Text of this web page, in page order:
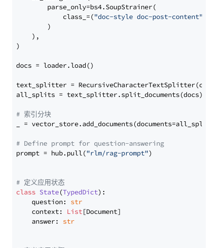
        parse_only=bs4.SoupStrainer(
            class_=(
"doc-style doc-post-content"
        )
    ),
)
docs = loader.load()
text_splitter =
all_splits = text_splitter.split_documents(docs)
# 索引分块
_ = vector_store.add_documents(documents=all_splits)
# Define prompt for question-answering
prompt = hub.pull("rlm/rag-prompt")
# 定义应用状态
class State(TypedDict):
    question:
str
    context:
List[Document]
    answer:
str